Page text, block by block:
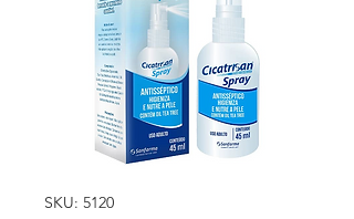
SKU: 5120